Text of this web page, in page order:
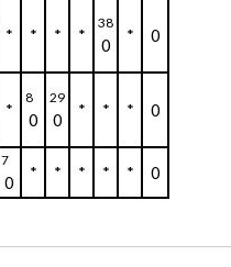
* * * *
38
0 * 0
*
8
0
29
0 * * * 0
7
0 * * * * * 0